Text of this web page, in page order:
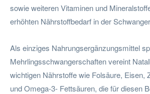
sowie weiteren Vitaminen und
erhöhten Nährstoffbedarf in der
Als einziges Nahrungsergänzungsmittel
Mehrlingsschwangerschaften vereint
wichtigen Nährstoffe wie Folsäure, Eisen,
und Omega-3- Fettsäuren, die für diesen